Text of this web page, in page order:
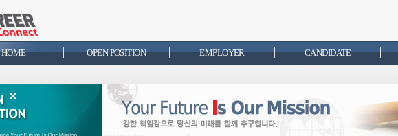
HOME OPEN POSITION EMPLOYER CANDIDATE